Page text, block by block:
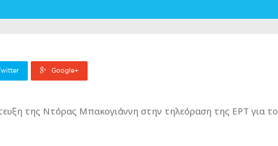
Google+
της Ντόρας Μπακογιάννη στην τηλεόραση της ΕΡΤ για το